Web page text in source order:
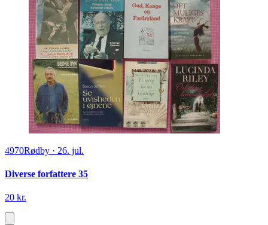
4970Rødby · 26. jul.
Diverse forfattere 35
20 kr.